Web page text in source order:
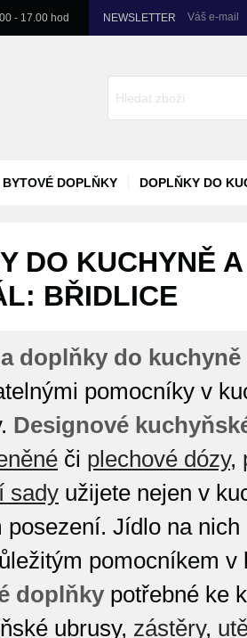
- 17.00 hod NEWSLETTER Váš e-mail
BYTOVÉ DOPLŇKY DOPLŇKY DO
DO KUCHYNĚ
BŘIDLICE
doplňky do
pomocníky v
Designové
či plechové dózy,
sady užijete nejen v
posezení. Jídlo na nich
pomocníkem
doplňky potřebné ke
ubrusy, zástěry,